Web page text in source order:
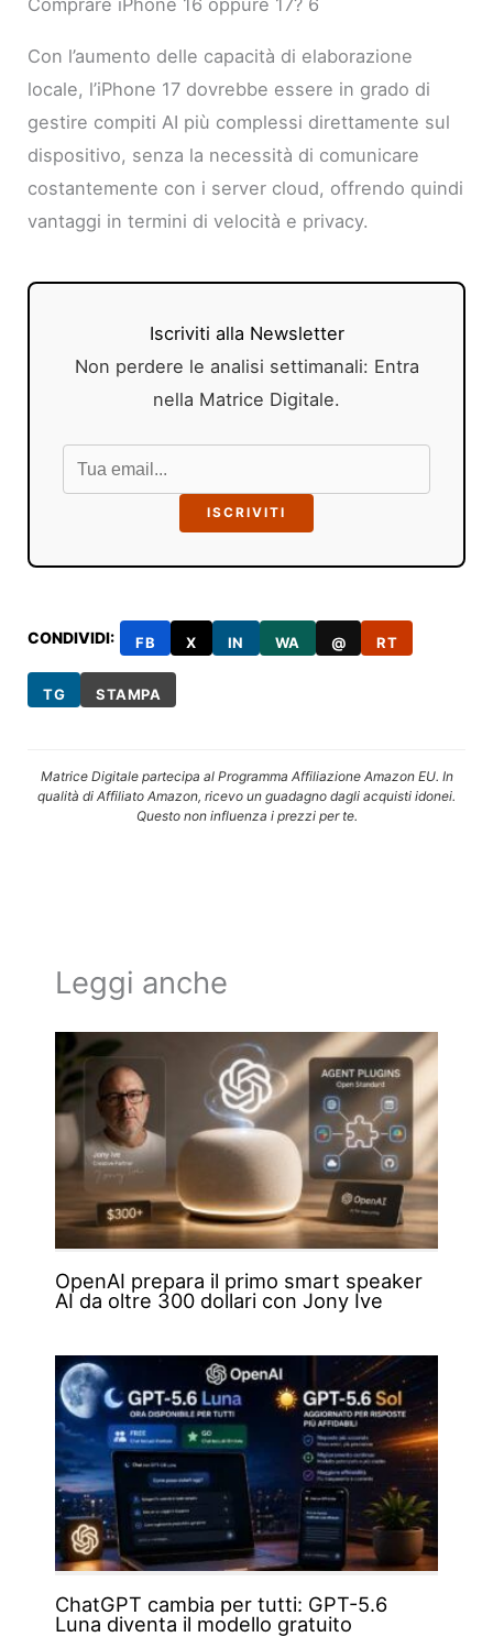
Comprare iPhone 16 oppure 17? 6
Con l’aumento delle capacità di elaborazione
locale, l’iPhone 17 dovrebbe essere in grado di
gestire compiti AI più complessi direttamente sul
dispositivo, senza la necessità di comunicare
costantemente con i server cloud, offrendo quindi
vantaggi in termini di velocità e privacy.
Iscriviti alla Newsletter
Non perdere le analisi settimanali: Entra
nella Matrice Digitale.
ISCRIVITI
CONDIVIDI: FB X IN WA @ RT
TG STAMPA
Matrice Digitale partecipa al Programma Affiliazione Amazon EU. In
qualità di Affiliato Amazon, ricevo un guadagno dagli acquisti idonei.
Questo non influenza i prezzi per te.
Leggi anche
OpenAI prepara il primo smart speaker
AI da oltre 300 dollari con Jony Ive
ChatGPT cambia per tutti: GPT-5.6
Luna diventa il modello gratuito